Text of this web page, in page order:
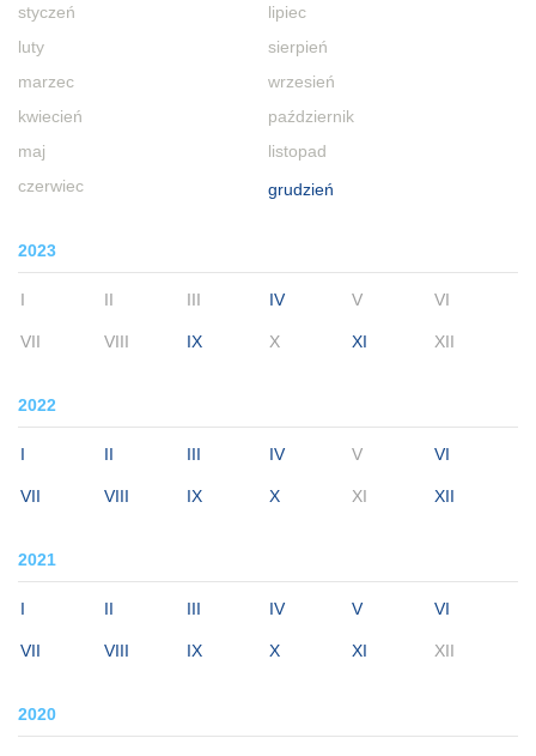
styczeń
luty
marzec
kwiecień
maj
czerwiec
lipiec
sierpień
wrzesień
październik
listopad
grudzień
2023
I II III IV V VI
VII VIII IX X XI XII
2022
I II III IV V VI
VII VIII IX X XI XII
2021
I II III IV V VI
VII VIII IX X XI XII
2020